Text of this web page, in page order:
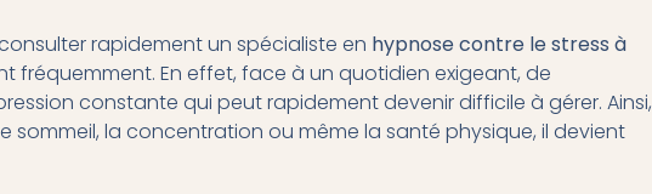
rapidement un spécialiste en hypnose contre le stress à
fréquemment. En effet, face à un quotidien exigeant, de
constante qui peut rapidement devenir difficile à gérer. Ainsi,
sommeil, la concentration ou même la santé physique, il devient